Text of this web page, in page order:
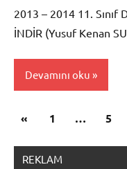
Dil ve
Anlatım
Yıllık
Planları
2013 – 2014 11. Sınıf
İNDİR (Yusuf Kenan
Devamını oku
2017 -
Edebiyat
Yazı
«Önceki
1 … 5
REKLAM